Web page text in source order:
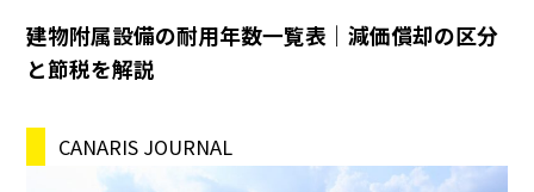
建物附属設備の耐用年数一覧表｜減価償却の区分
と節税を解説
CANARIS JOURNAL